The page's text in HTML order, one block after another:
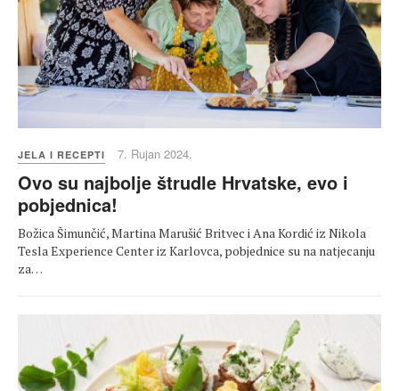
JELA I RECEPTI 7. Rujan 2024.
Ovo su najbolje štrudle Hrvatske, evo i
pobjednica!
Božica Šimunčić, Martina Marušić Britvec i Ana Kordić iz Nikola
Tesla Experience Center iz Karlovca, pobjednice su na natjecanju
za…